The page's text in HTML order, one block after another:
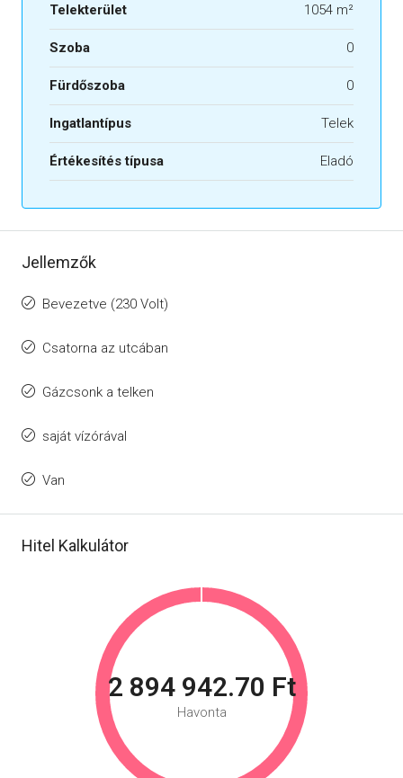
Telekterület 1054 m²
Szoba 0
Fürdőszoba 0
Ingatlantípus Telek
Értékesítés típusa Eladó
Jellemzők
Bevezetve (230 Volt)
Csatorna az utcában
Gázcsonk a telken
saját vízórával
Van
Hitel Kalkulátor
2 894 942.70 Ft
Havonta